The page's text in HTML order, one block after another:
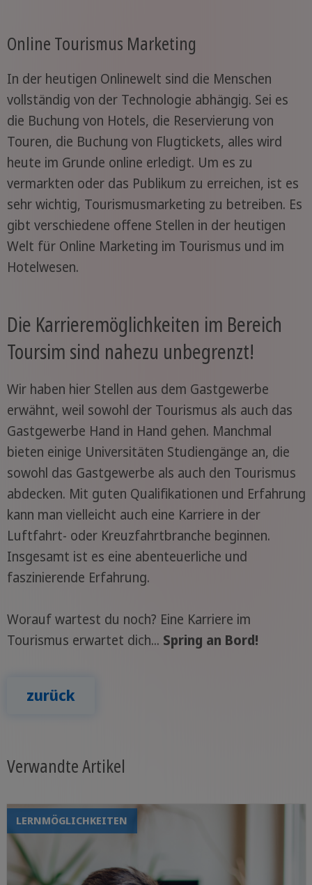
Online Tourismus Marketing
In der heutigen Onlinewelt sind die Menschen
vollständig von der Technologie abhängig. Sei es
die Buchung von Hotels, die Reservierung von
Touren, die Buchung von Flugtickets, alles wird
heute im Grunde online erledigt. Um es zu
vermarkten oder das Publikum zu erreichen, ist es
sehr wichtig, Tourismusmarketing zu betreiben. Es
gibt verschiedene offene Stellen in der heutigen
Welt für Online Marketing im Tourismus und im
Hotelwesen.
Die Karrieremöglichkeiten im Bereich
Toursim sind nahezu unbegrenzt!
Wir haben hier Stellen aus dem Gastgewerbe
erwähnt, weil sowohl der Tourismus als auch das
Gastgewerbe Hand in Hand gehen. Manchmal
bieten einige Universitäten Studiengänge an, die
sowohl das Gastgewerbe als auch den Tourismus
abdecken. Mit guten Qualifikationen und Erfahrung
kann man vielleicht auch eine Karriere in der
Luftfahrt- oder Kreuzfahrtbranche beginnen.
Insgesamt ist es eine abenteuerliche und
faszinierende Erfahrung.
Worauf wartest du noch? Eine Karriere im
Tourismus erwartet dich... Spring an Bord!
zurück
Verwandte Artikel
LERNMÖGLICHKEITEN